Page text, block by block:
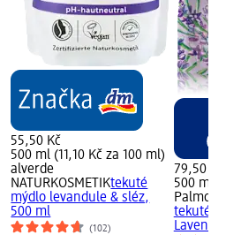
55,50 Kč
500 ml (11,10 Kč za 100 ml)
alverde
NATURKOSMETIKtekuté
mýdlo levandule & sléz,
500 ml
(102)
79,50 Kč
500 ml
tekuté